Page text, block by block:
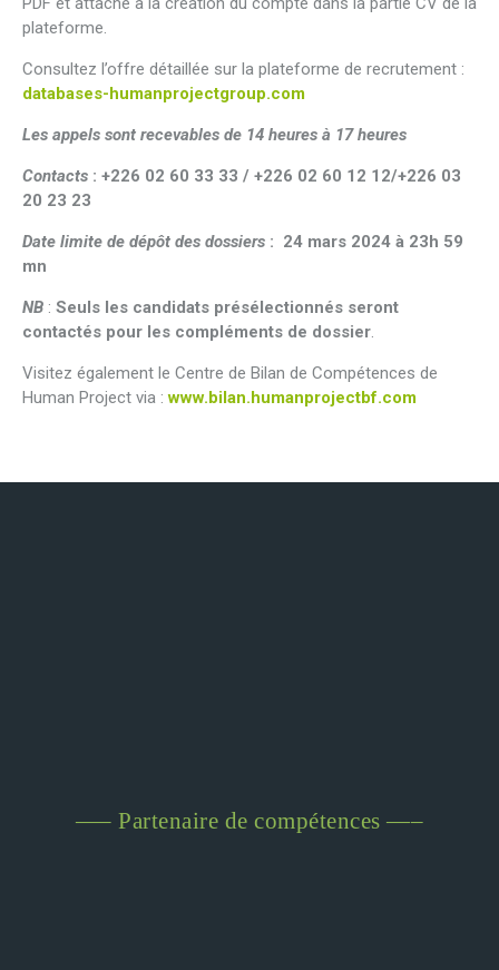
plateforme.
Consultez l’offre détaillée sur la plateforme de recrutement :
databases-humanprojectgroup.com
Les appels sont recevables de 14 heures à 17 heures
Contacts : +226 02 60 33 33 / +226 02 60 12 12/+226 03
20 23 23
Date limite de dépôt des dossiers : 24 mars 2024 à 23h 59
mn
NB : Seuls les candidats présélectionnés seront
contactés pour les compléments de dossier.
Visitez également le Centre de Bilan de Compétences de
Human Project via :www.bilan.humanprojectbf.com
—– Partenaire de compétences —–